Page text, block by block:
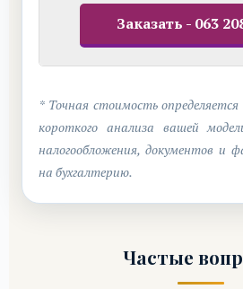
Заказать - 063
* Точная стоимость определяется
короткого анализа вашей
налогообложения, документов и
на бухгалтерию.
Частые